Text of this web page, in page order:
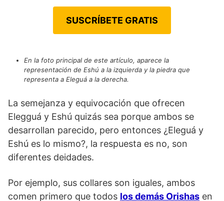
SUSCRÍBETE GRATIS
En la foto principal de este artículo, aparece la
representación de Eshú a la izquierda y la piedra que
representa a Eleguá a la derecha.
La semejanza y equivocación que ofrecen
Elegguá y Eshú quizás sea porque ambos se
desarrollan parecido, pero entonces ¿Eleguá y
Eshú es lo mismo?, la respuesta es no, son
diferentes deidades.
Por ejemplo, sus collares son iguales, ambos
comen primero que todos los demás Orishas en